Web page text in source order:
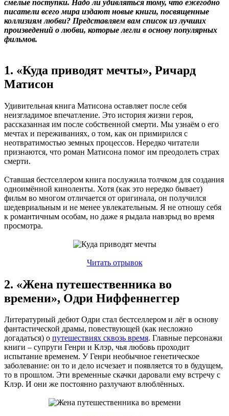
смелые поступки. Надо ли удивляться тому, что ежегодно
писатели всего мира издают новые книги, посвященные
коллизиям любви? Представляем вам список из лучших
произведений о любви, которые легли в основу популярных
фильмов.
1. «Куда приводят мечты», Ричард
Матисон
Удивительная книга Матисона оставляет после себя
неизгладимое впечатление. Это история жизни героя,
рассказанная им после собственной смерти. Мы узнаём о его
мечтах и переживаниях, о том, как он примирился с
неотвратимостью земных процессов. Нередко читатели
признаются, что роман Матисона помог им преодолеть страх
смерти.
Ставшая бестселлером книга послужила толчком для создания
одноимённой киноленты. Хотя (как это нередко бывает)
фильм во многом отличается от оригинала, он получился
шедевриальным и не менее увлекательным. Я не отношу себя
к романтичным особам, но даже я рыдала навзрыд во время
просмотра.
Читать отрывок
2. «Жена путешественника во
времени», Одри Ниффеннеггер
Литературный дебют Одри стал бестселлером и лёг в основу
фантастической драмы, повествующей (как несложно
догадаться) о путешествиях сквозь время. Главные персонажи
книги – супруги Генри и Клэр, чья любовь проходит
испытание временем. У Генри необычное генетическое
заболевание: он то и дело исчезает и появляется то в будущем,
то в прошлом. Эти временные скачки даровали ему встречу с
Клэр. И они же постоянно разлучают влюблённых.